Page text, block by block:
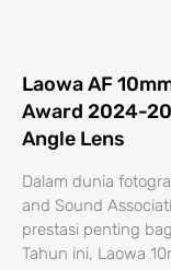
Laowa AF
Award 2024-
Angle Lens
Dalam dunia
and Sound
prestasi penting
Tahun ini, Laowa